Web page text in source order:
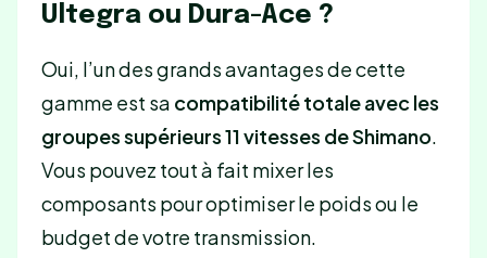
Ultegra ou Dura-Ace ?
Oui, l’un des grands avantages de cette
gamme est sa compatibilité totale avec les
groupes supérieurs 11 vitesses de Shimano.
Vous pouvez tout à fait mixer les
composants pour optimiser le poids ou le
budget de votre transmission.